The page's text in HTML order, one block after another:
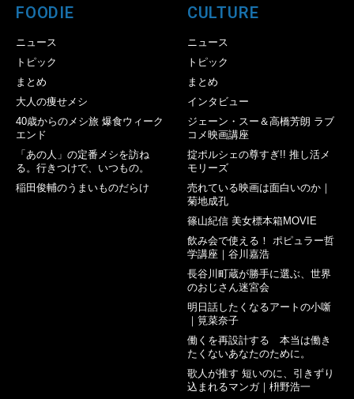
FOODIE
ニュース
トピック
まとめ
大人の痩せメシ
40歳からのメシ旅 爆食ウィーク
エンド
「あの人」の定番メシを訪ね
る。行きつけで、いつもの。
稲田俊輔のうまいものだらけ
CULTURE
ニュース
トピック
まとめ
インタビュー
ジェーン・スー＆高橋芳朗 ラブ
コメ映画講座
掟ポルシェの尊すぎ!! 推し活メ
モリーズ
売れている映画は面白いのか｜
菊地成孔
篠山紀信 美女標本箱MOVIE
飲み会で使える！ ポピュラー哲
学講座｜谷川嘉浩
長谷川町蔵が勝手に選ぶ、世界
のおじさん迷宮会
明日話したくなるアートの小噺
｜筧菜奈子
働くを再設計する 本当は働き
たくないあなたのために。
歌人が推す 短いのに、引きずり
込まれるマンガ｜枡野浩一